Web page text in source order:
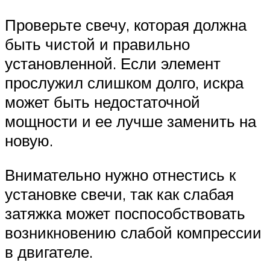
Проверьте свечу, которая должна
быть чистой и правильно
установленной. Если элемент
прослужил слишком долго, искра
может быть недостаточной
мощности и ее лучше заменить на
новую.
Внимательно нужно отнестись к
установке свечи, так как слабая
затяжка может поспособствовать
возникновению слабой компрессии
в двигателе.